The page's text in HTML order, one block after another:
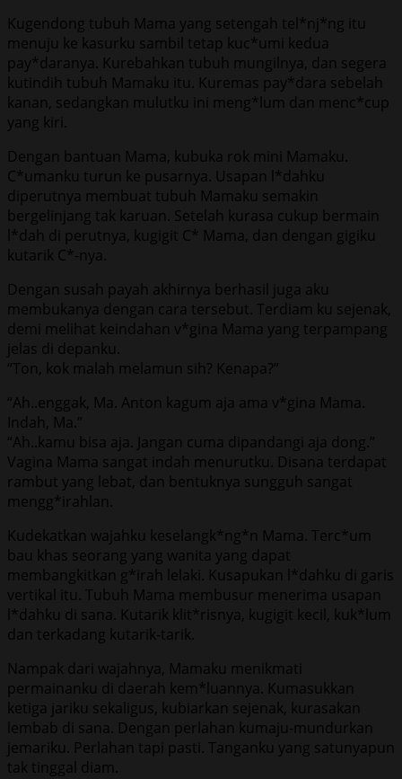
Kugendong tubuh Mama yang setengah tel*nj*ng itu
menuju ke kasurku sambil tetap kuc*umi kedua
pay*daranya. Kurebahkan tubuh mungilnya, dan segera
kutindih tubuh Mamaku itu. Kuremas pay*dara sebelah
kanan, sedangkan mulutku ini meng*lum dan menc*cup
yang kiri.
Dengan bantuan Mama, kubuka rok mini Mamaku.
C*umanku turun ke pusarnya. Usapan l*dahku
diperutnya membuat tubuh Mamaku semakin
bergelinjang tak karuan. Setelah kurasa cukup bermain
l*dah di perutnya, kugigit C* Mama, dan dengan gigiku
kutarik C*-nya.
Dengan susah payah akhirnya berhasil juga aku
membukanya dengan cara tersebut. Terdiam ku sejenak,
demi melihat keindahan v*gina Mama yang terpampang
jelas di depanku.
“Ton, kok malah melamun sih? Kenapa?”
“Ah..enggak, Ma. Anton kagum aja ama v*gina Mama.
Indah, Ma.”
“Ah..kamu bisa aja. Jangan cuma dipandangi aja dong.”
Vagina Mama sangat indah menurutku. Disana terdapat
rambut yang lebat, dan bentuknya sungguh sangat
mengg*irahlan.
Kudekatkan wajahku keselangk*ng*n Mama. Terc*um
bau khas seorang yang wanita yang dapat
membangkitkan g*irah lelaki. Kusapukan l*dahku di garis
vertikal itu. Tubuh Mama membusur menerima usapan
l*dahku di sana. Kutarik klit*risnya, kugigit kecil, kuk*lum
dan terkadang kutarik-tarik.
Nampak dari wajahnya, Mamaku menikmati
permainanku di daerah kem*luannya. Kumasukkan
ketiga jariku sekaligus, kubiarkan sejenak, kurasakan
lembab di sana. Dengan perlahan kumaju-mundurkan
jemariku. Perlahan tapi pasti. Tanganku yang satunyapun
tak tinggal diam.